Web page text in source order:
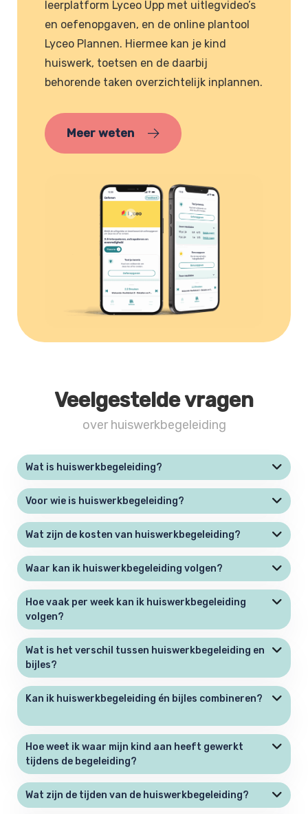
leerplatform Lyceo Upp met uitlegvideo’s
en oefenopgaven, en de online plantool
Lyceo Plannen. Hiermee kan je kind
huiswerk, toetsen en de daarbij
behorende taken overzichtelijk inplannen.
Meer weten
Veelgestelde vragen
over huiswerkbegeleiding
Wat is huiswerkbegeleiding?
Voor wie is huiswerkbegeleiding?
Wat zijn de kosten van huiswerkbegeleiding?
Waar kan ik huiswerkbegeleiding volgen?
Hoe vaak per week kan ik huiswerkbegeleiding
volgen?
Wat is het verschil tussen huiswerkbegeleiding en
bijles?
Kan ik huiswerkbegeleiding én bijles combineren?
Hoe weet ik waar mijn kind aan heeft gewerkt
tijdens de begeleiding?
Wat zijn de tijden van de huiswerkbegeleiding?